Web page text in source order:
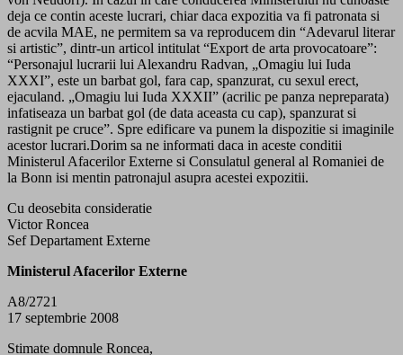
deja ce contin aceste lucrari, chiar daca expozitia va fi patronata si
de acvila MAE, ne permitem sa va reproducem din “Adevarul literar
si artistic”, dintr-un articol intitulat “Export de arta provocatoare”:
“Personajul lucrarii lui Alexandru Radvan, „Omagiu lui Iuda
XXXI”, este un barbat gol, fara cap, spanzurat, cu sexul erect,
ejaculand. „Omagiu lui Iuda XXXII” (acrilic pe panza nepreparata)
infatiseaza un barbat gol (de data aceasta cu cap), spanzurat si
rastignit pe cruce”. Spre edificare va punem la dispozitie si imaginile
acestor lucrari.Dorim sa ne informati daca in aceste conditii
Ministerul Afacerilor Externe si Consulatul general al Romaniei de
la Bonn isi mentin patronajul asupra acestei expozitii.
Cu deosebita consideratie
Victor Roncea
Sef Departament Externe
Ministerul Afacerilor Externe
A8/2721
17 septembrie 2008
Stimate domnule Roncea,